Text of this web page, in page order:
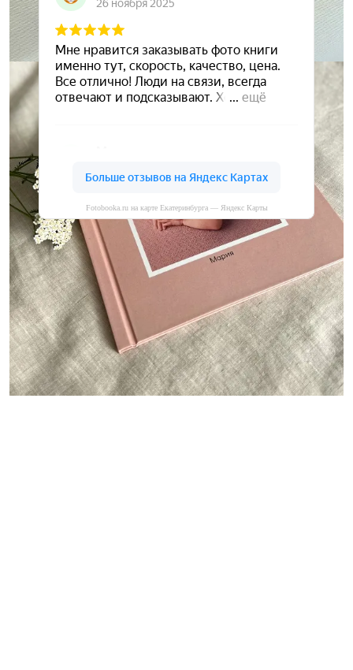
Fotobooka.ru на карте Екатеринбурга — Яндекс Карты
Сохраните ваши воспоминания
А мы вам в этом поможем